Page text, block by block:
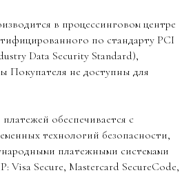
в процессинговом центре
по стандарту PCI
Data Security Standard),
Покупателя не доступны для
обеспечивается с
технологий безопасности,
платежными системами
Visa Secure, Mastercard SecureCode,